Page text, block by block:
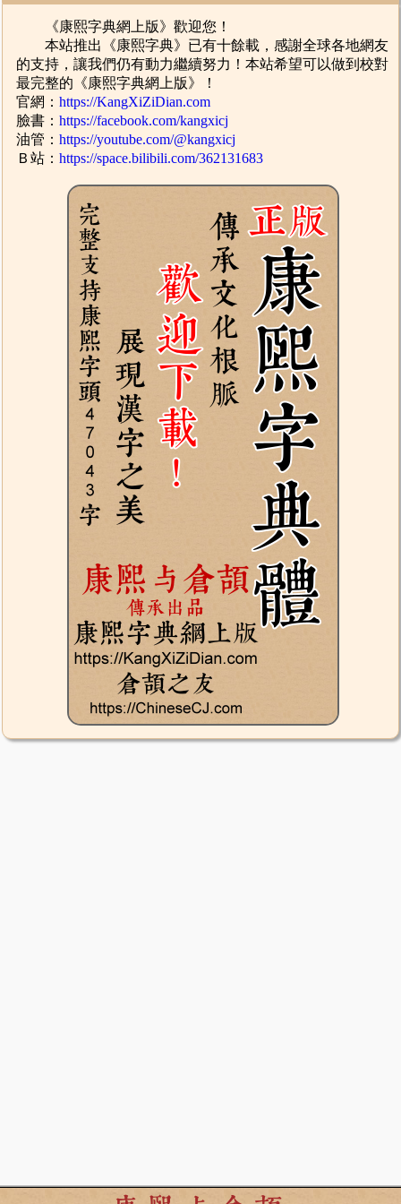
《康熙字典網上版》歡迎您！
本站推出《康熙字典》已有十餘載，感謝全球各地網友
的支持，讓我們仍有動力繼續努力！本站希望可以做到校對
最完整的《康熙字典網上版》！
官網：https://KangXiZiDian.com
臉書：https://facebook.com/kangxicj
油管：https://youtube.com/@kangxicj
Ｂ站：https://space.bilibili.com/362131683